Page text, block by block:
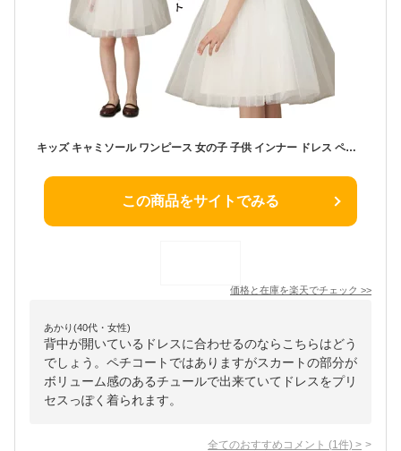
キッズ キャミソール ワンピース 女の子 子供 インナー ドレス ペチコート チュールワンピース お姫様 フォーマルドレス 可愛い 無地 大きいサイズ 肌着 下着 透け防止 おしゃれ 衣装 ジュニア 結婚式 発表会 遊園地 イベント プレゼント ギフト 送料無料
この商品をサイトでみる
価格と在庫を楽天でチェック >>
あかり(40代・女性)
背中が開いているドレスに合わせるのならこちらはどう
でしょう。ペチコートではありますがスカートの部分が
ボリューム感のあるチュールで出来ていてドレスをプリ
セスっぽく着られます。
全てのおすすめコメント (1 件) >